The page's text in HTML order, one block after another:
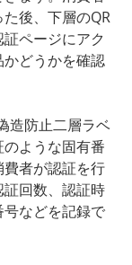
後、下層のQR
ページにアク
どうかを確認
造防止二層ラベ
ような固有番
者が認証を行
証回数、認証時
などを記録で